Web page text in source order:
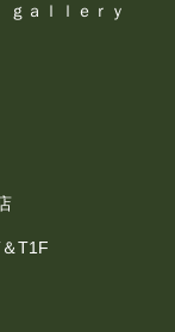
ｇａｌｌｅｒｙ
T1F